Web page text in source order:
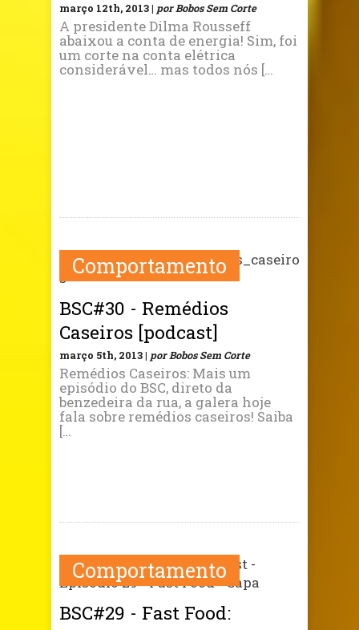
março 12th, 2013 | por Bobos Sem Corte
A presidente Dilma Rousseff
abaixou a conta de energia! Sim, foi
um corte na conta elétrica
considerável… mas todos nós […
Comportamento
BSC#30 - Remédios
Caseiros [podcast]
março 5th, 2013 | por Bobos Sem Corte
Remédios Caseiros: Mais um
episódio do BSC, direto da
benzedeira da rua, a galera hoje
fala sobre remédios caseiros! Saiba
[…
Comportamento
BSC#29 - Fast Food: